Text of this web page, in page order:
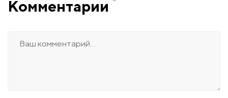
Комментарии